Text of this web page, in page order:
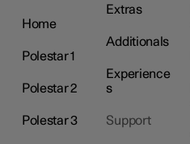
Home
Polestar 1
Polestar 2
Polestar 3
Extras
Additionals
Experience
s
Support